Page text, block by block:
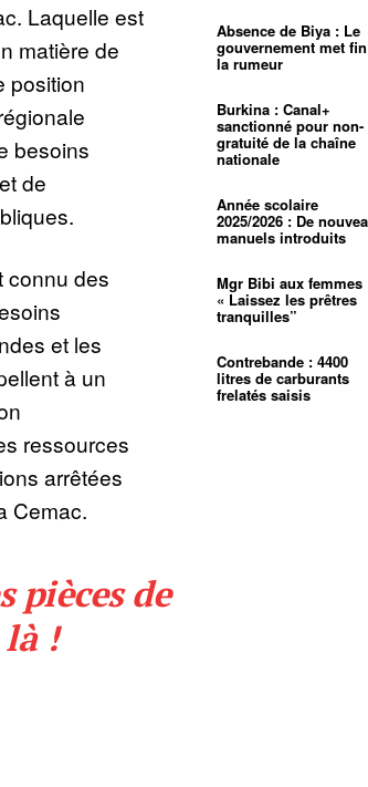
Laquelle est
matière de
position
besoins
de
connu des
et les
à un
ressources
arrêtées
Cemac.
pièces de
!
pasteur
L’État
d’or
Croyance
religieuse
Entre
bricolage
mentale
01:12
mettra-t-
au
Absence de Biya : Le
gouvernement met
la rumeur
Burkina : Canal+
sanctionné pour non-
gratuité de la chaîne
nationale
Année scolaire
2025/2026 : De
manuels introduits
Mgr Bibi aux femmes
« Laissez les prêtres
tranquilles”
Contrebande : 4400
litres de carburants
frelatés saisis